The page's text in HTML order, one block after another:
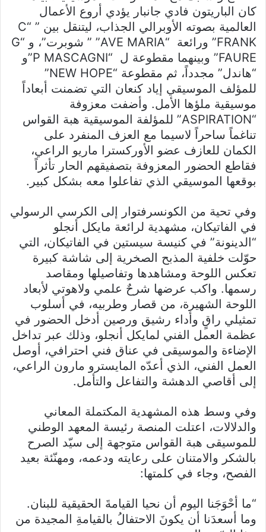
كان الباريتون فادي جانبار يؤدي أروع الأعمال
العالمية بصوته الأوبرالي الجذاب، ليتنقل بين ” “C
FRANK” ورائعة “AVE MARIA” ” شوبرت”، و “G
FAURE” وبينهما مقطوعة ل “P MASCAGNI”و
“هاندل” مجدداً، ثم مقطوعة “NEW HOPE”
للمؤلف الموسيقي إياد كنعان التي تضمنت أبعاداً
موسيقية ملؤها الأمل. وأضفت معزوفة
“ASPIRATION” للمؤلفة الموسيقية هبة القواس
تناغماً ساحراً لاسيما مع العزف المنفرد على
الكمان للعازف عضو الأوركسترا ماريو الراعي،
فقاطع الحضور المعزوفة بتصفيقهم الحار تأثراً
بوقعها الموسيقي الذي تفاعلوا معه بشكل كبير.
وفي تحية من الكونسرفتوار إلى الكرسي الرسولي
في الفاتيكان، مشهدية لرائعة مايكل أنجلو
“الدينونة” في كنيسة سيستين في الفاتيكان، التي
حوّلت خلفية المذبح الصخرية إلى شاشة كبيرة
تعكس اللوحة ومشاهدها وتفاصيلها ومقاصد
رسمها. واكب عرضها شرحٌ علمي ولاهوتي لأبعاد
اللوحة الشهيرة، من قصار وطربيه، في أسلوب
تمثيلي راقٍ وأداء رشيق ورصين أدخل الحضور في
عظمة العمل الفني لمايكل أنجلو، وذلك عبر تداخل
الإضاءة والموسيقى في عناق فني احترافي، أوصل
العمل الفني، الذي أعدّه المايسترو مارون الراعي،
إلى أقاصي الدهشة والتفاعل والتأمل.
وفي وسط هذه المشهدية المكتملة المعاني
والدلالات، اعتلت المنصة رئيسة المعهد الوطني
للموسيقى هبة القواس متوجهة إلى سيّد الصرح
بالشكر والامتنان على رعايته ودعمه، ومهنّئة بعيد
الفصح، وجاء في كلمتها:
“ما أحْوَجَنا اليوم أن نحيا القيامةَ الحقيقية للبنان.
وما أسعدَنا أن يكونَ الاحتفالُ بالقيامةِ المجيدة من